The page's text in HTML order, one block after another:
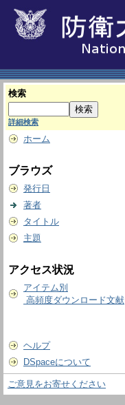
検索
詳細検索
ホーム
ブラウズ
発行日
著者
タイトル
主題
アクセス状況
アイテム別
高頻度ダウンロード文献
ヘルプ
DSpaceについて
ご意見をお寄せください